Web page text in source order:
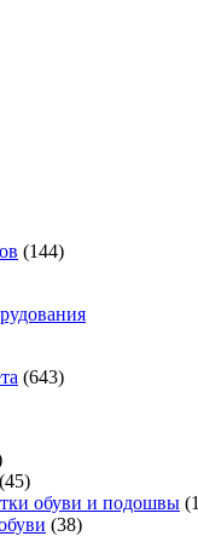
(144)
(643)
(45)
обуви и подошвы
(38)